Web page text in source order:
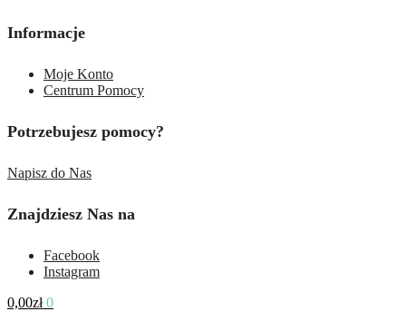
Informacje
Moje Konto
Centrum Pomocy
Potrzebujesz pomocy?
Napisz do Nas
Znajdziesz Nas na
Facebook
Instagram
0,00zł 0